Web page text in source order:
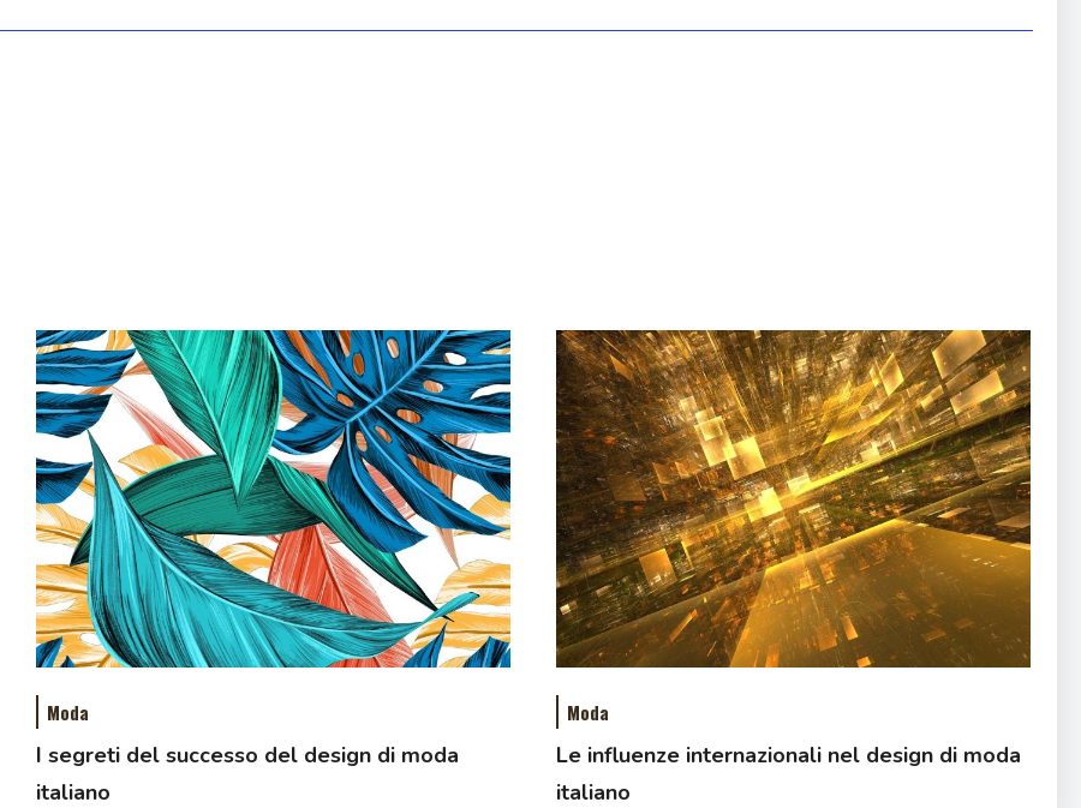
Moda
I segreti del successo del design di moda
italiano
Moda
Le influenze internazionali nel design di moda
italiano